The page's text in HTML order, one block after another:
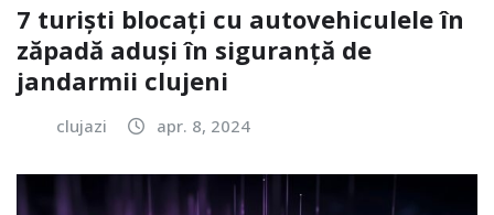
7 turiști blocați cu autovehiculele în
zăpadă aduși în siguranță de
jandarmii clujeni
clujazi apr. 8, 2024